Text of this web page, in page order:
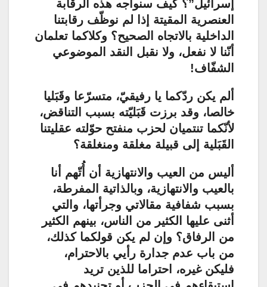
إسرائيل”؟ كيف سنواجه هذه الرقابة
العنصرية المقيتة إذا لم نوظّف رقابتنا
الداخلية بالاتجاه الصحيح؟ وكلاكما تعلمان
أنّنا لا نفعل، ولا نقبل النقد الموضوعي
الشفّاف!
ألم يكن ردّكما يا رفيقيّ، متسرّعا وقَبَليا
خالصا، وقد برزت قَبَليّته بسبب التناقض،
لأنّكما تنتميان لحزب منفتح حوّلته عقليتنا
القَبَلية إلى قبيلة مغلقة ومنغلقة؟
أليس من العيب والانتهازية أن أُتّهم أنا
بالعيب والانتهازية، وبالذاتية المفرطة،
بسبب شفافية مقالاتي وجرأتها، والتي
أثنى عليها الكثير من الناس، بينهم الكثير
من الرفاق؟ وإن لم يكن قولكما كذلك،
من باب عدم جدارة رأيي بالاحترام،
فليكن غيره، احتراما للذين تريد